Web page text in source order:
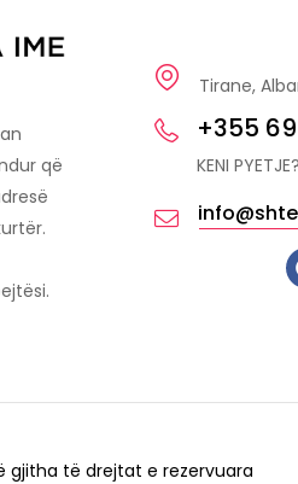
që
Tirane,
+355
KENI
gjitha të drejtat e rezervuara